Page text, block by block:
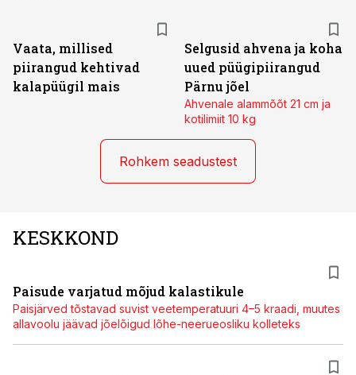
Vaata, millised
piirangud kehtivad
kalapüügil mais
Selgusid ahvena ja koha
uued püügipiirangud
Pärnu jõel
Ahvenale alammõõt 21 cm ja
kotilimiit 10 kg
Rohkem seadustest
KESKKOND
Paisude varjatud mõjud kalastikule
Paisjärved tõstavad suvist veetemperatuuri 4–5 kraadi, muutes
allavoolu jäävad jõelõigud lõhe-neerueosliku kolleteks